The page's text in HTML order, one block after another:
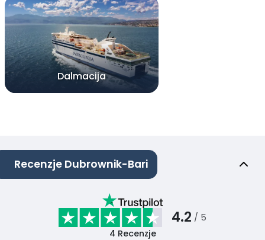
Dalmacija
Recenzje Dubrownik-Bari
4.2 / 5
4 Recenzje